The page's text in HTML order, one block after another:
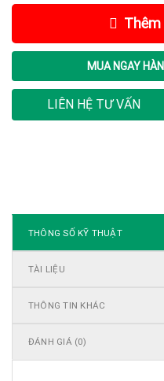
Thêm
MUA NGAY
LIÊN HỆ TƯ VẤN
THÔNG SỐ KỸ THUẬT
TÀI LIỆU
THÔNG TIN KHÁC
ĐÁNH GIÁ (0)